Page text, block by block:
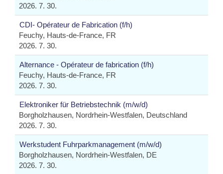
2026. 7. 30.
CDI- Opérateur de Fabrication (f/h)
Feuchy, Hauts-de-France, FR
2026. 7. 30.
Alternance - Opérateur de fabrication (f/h)
Feuchy, Hauts-de-France, FR
2026. 7. 30.
Elektroniker für Betriebstechnik (m/w/d)
Borgholzhausen, Nordrhein-Westfalen, Deutschland
2026. 7. 30.
Werkstudent Fuhrparkmanagement (m/w/d)
Borgholzhausen, Nordrhein-Westfalen, DE
2026. 7. 30.